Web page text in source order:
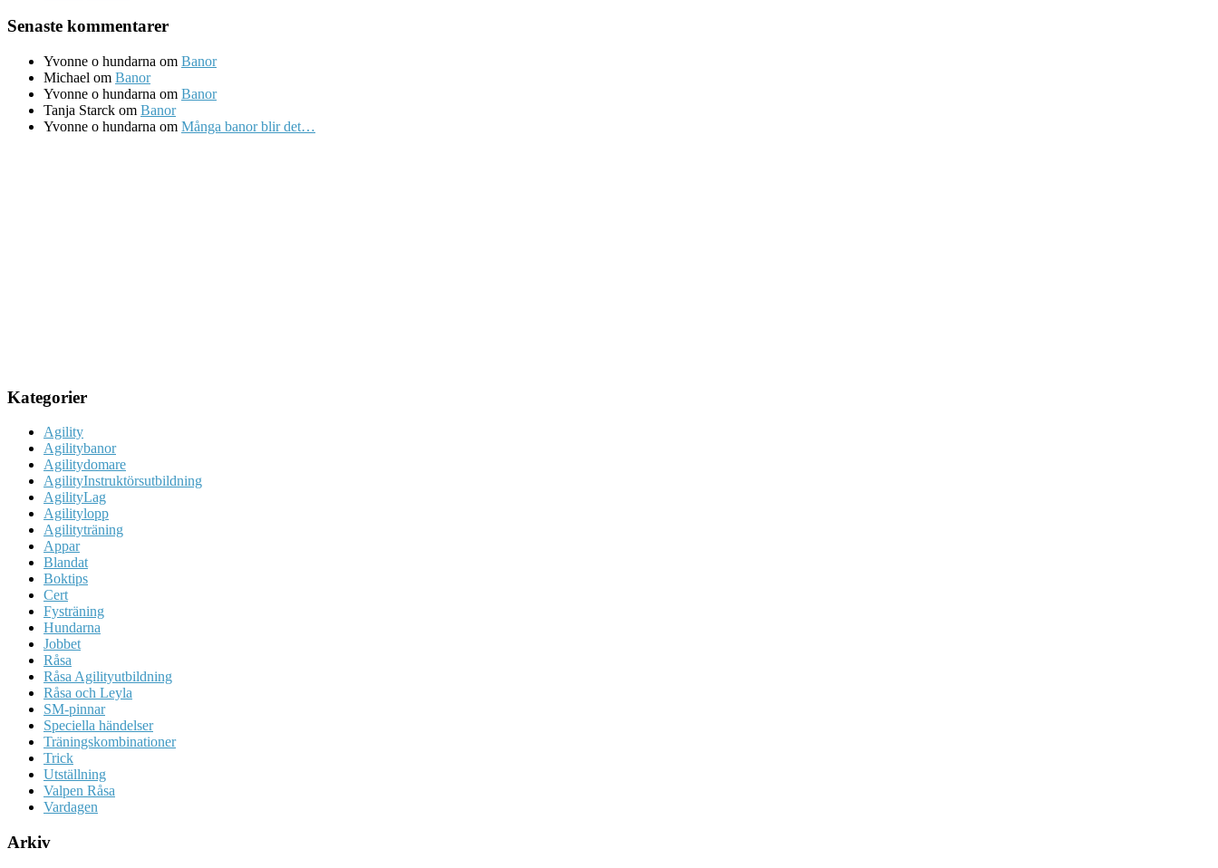
Senaste kommentarer
Yvonne o hundarna om Banor
Michael om Banor
Yvonne o hundarna om Banor
Tanja Starck om Banor
Yvonne o hundarna om Många banor blir det…
Kategorier
Agility
Agilitybanor
Agilitydomare
AgilityInstruktörsutbildning
AgilityLag
Agilitylopp
Agilityträning
Appar
Blandat
Boktips
Cert
Fysträning
Hundarna
Jobbet
Råsa
Råsa Agilityutbildning
Råsa och Leyla
SM-pinnar
Speciella händelser
Träningskombinationer
Trick
Utställning
Valpen Råsa
Vardagen
Arkiv